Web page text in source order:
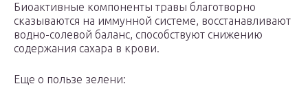
Биоактивные компоненты травы благотворно
сказываются на иммунной системе, восстанавливают
водно-солевой баланс, способствуют снижению
содержания сахара в крови.
Еще о пользе зелени: